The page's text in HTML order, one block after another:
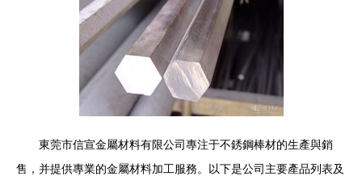
東莞市信宣金屬材料有限公司專注于不銹鋼棒材的生產與銷
售，并提供專業的金屬材料加工服務。以下是公司主要產品列表及